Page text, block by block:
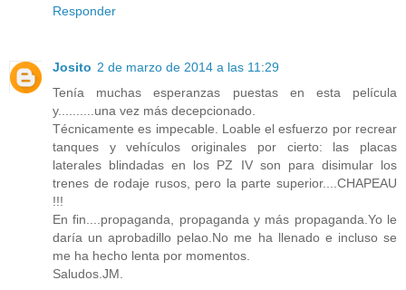
Responder
Josito 2 de marzo de 2014 a las 11:29
Tenía muchas esperanzas puestas en esta película
y..........una vez más decepcionado.
Técnicamente es impecable. Loable el esfuerzo por recrear
tanques y vehículos originales por cierto: las placas
laterales blindadas en los PZ IV son para disimular los
trenes de rodaje rusos, pero la parte superior....CHAPEAU
!!!
En fin....propaganda, propaganda y más propaganda.Yo le
daría un aprobadillo pelao.No me ha llenado e incluso se
me ha hecho lenta por momentos.
Saludos.JM.